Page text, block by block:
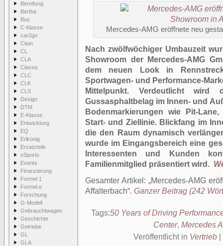
Bereifung
Bertha
Bus
C-Klasse
car2go
Citan
CL
CLA
Classic
CLC
CLK
CLS
Design
DTM
E-Klasse
Entwicklung
EQ
Erlkönig
Ersatzteile
eSports
Events
Finanzierung
Formel 1
Formel e
Forschung
G-Modell
Gebrauchtwagen
Geschichte
Getriebe
GL
GLA
Mercedes-AMG eröffnete neu
Nach zwölfwöchiger Umbauzeit
Showroom der Mercedes-AMG
dem neuen Look in
Sportwagen- und Performance-
Mittelpunkt. Verdeutlicht wird
Gussasphaltbelag im Innen- und
Bodenmarkierungen wie Pit-
Start- und Ziellinie. Blickfang im
die den Raum dynamisch
wurde im Eingangsbereich eine
Interessenten und Kunden
Familienmitglied präsentiert wird.
Gesamter Artikel:
Mercedes-AMG
Affalterbach . Ganzer Beitrag (242
Tags:50 Years of Driving
Center, Mercedes
Veröffentlicht in Vertrieb